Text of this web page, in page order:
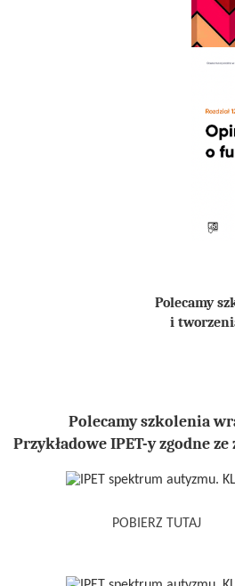
Polecamy
i
Polecamy szkolenia
Przykładowe IPET-y zgodne
POBIERZ TUTAJ